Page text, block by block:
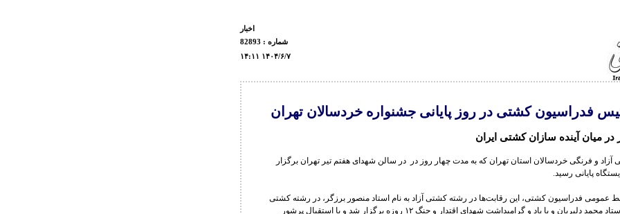
اخبار
شماره : 82893
۱۴:۱۱ ۱۴۰۴/۶/۷
فدراسیون کشتی در روز پایانی جشنواره خردسالان تهران
در میان آینده سازان کشتی ایران
و فرنگی خردسالان استان تهران که به مدت چهار روز در در سالن شهدای هفتم تیر تهران برگزار
پایانی رسید.
عمومی فدراسیون کشتی، این رقابت‌ها در رشته کشتی آزاد به نام استاد منصور برزگر، در رشته کشتی
فرنگی به نام استاد محمد دلیریان و با یاد و گرامیداشت شهدای اقتدار و جنگ ۱۲ روزه برگزار شد و با استقبال پرشور